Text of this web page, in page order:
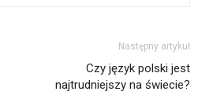
Następny artykuł
Czy język polski jest
najtrudniejszy na świecie?